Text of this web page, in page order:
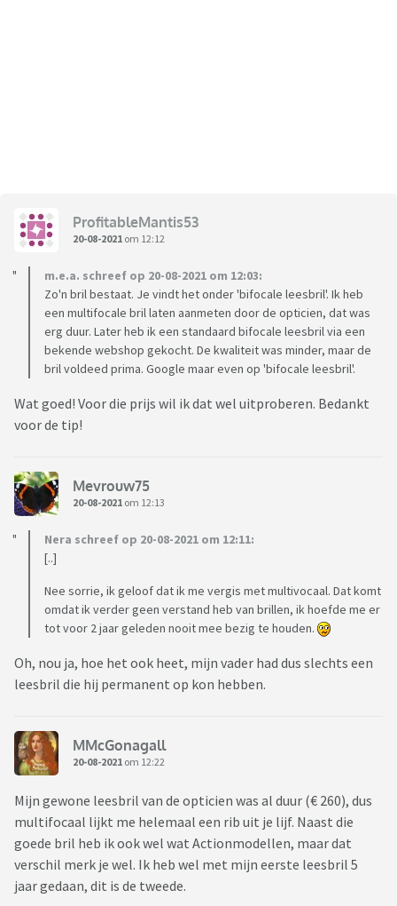
ProfitableMantis53
20-08-2021 om 12:12
m.e.a. schreef op 20-08-2021 om 12:03:
Zo'n bril bestaat. Je vindt het onder 'bifocale leesbril'. Ik heb
een multifocale bril laten aanmeten door de opticien, dat was
erg duur. Later heb ik een standaard bifocale leesbril via een
bekende webshop gekocht. De kwaliteit was minder, maar de
bril voldeed prima. Google maar even op 'bifocale leesbril'.
Wat goed! Voor die prijs wil ik dat wel uitproberen. Bedankt
voor de tip!
Mevrouw75
20-08-2021 om 12:13
Nera schreef op 20-08-2021 om 12:11:
[..]
Nee sorrie, ik geloof dat ik me vergis met multivocaal. Dat komt
omdat ik verder geen verstand heb van brillen, ik hoefde me er
tot voor 2 jaar geleden nooit mee bezig te houden.
Oh, nou ja, hoe het ook heet, mijn vader had dus slechts een
leesbril die hij permanent op kon hebben.
MMcGonagall
20-08-2021 om 12:22
Mijn gewone leesbril van de opticien was al duur (€ 260), dus
multifocaal lijkt me helemaal een rib uit je lijf. Naast die
goede bril heb ik ook wel wat Actionmodellen, maar dat
verschil merk je wel. Ik heb wel met mijn eerste leesbril 5
jaar gedaan, dit is de tweede.